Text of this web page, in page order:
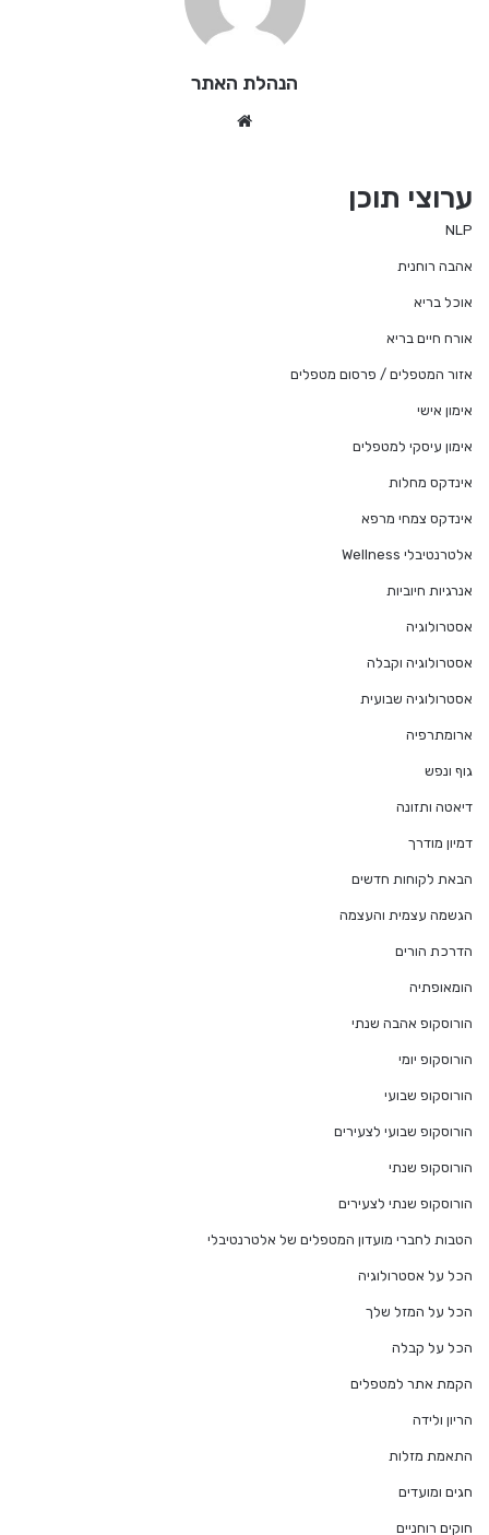
הנהלת האתר
ערוצי תוכן
NLP
אהבה רוחנית
אוכל בריא
אורח חיים בריא
אזור המטפלים / פרסום מטפלים
אימון אישי
אימון עיסקי למטפלים
אינדקס מחלות
אינדקס צמחי מרפא
אלטרנטיבלי Wellness
אנרגיות חיוביות
אסטרולוגיה
אסטרולוגיה וקבלה
אסטרולוגיה שבועית
ארומתרפיה
גוף ונפש
דיאטה ותזונה
דמיון מודרך
הבאת לקוחות חדשים
הגשמה עצמית והעצמה
הדרכת הורים
הומאופתיה
הורוסקופ אהבה שנתי
הורוסקופ יומי
הורוסקופ שבועי
הורוסקופ שבועי לצעירים
הורוסקופ שנתי
הורוסקופ שנתי לצעירים
הטבות לחברי מועדון המטפלים של אלטרנטיבלי
הכל על אסטרולוגיה
הכל על המזל שלך
הכל על קבלה
הקמת אתר למטפלים
הריון ולידה
התאמת מזלות
חגים ומועדים
חוקים רוחניים